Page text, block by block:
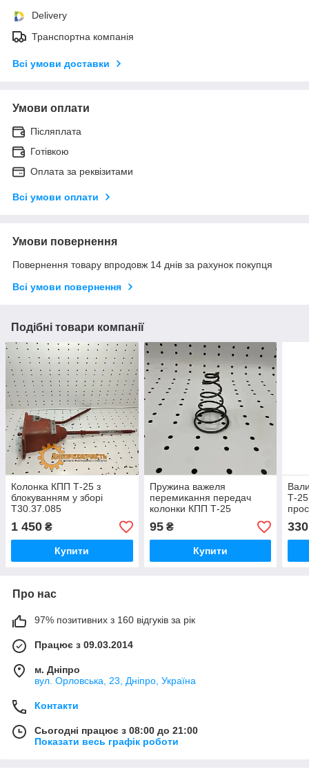
Delivery
Транспортна компанія
Всі умови доставки
Умови оплати
Післяплата
Готівкою
Оплата за реквізитами
Всі умови оплати
Умови повернення
Повернення товару впродовж 14 днів за рахунок покупця
Всі умови повернення
Подібні товари компанії
Колонка КПП Т-25 з
блокуванням у зборі
Т30.37.085
1 450 ₴
Купити
Пружина важеля
перемикання передач
колонки КПП Т-25
(пружина куліси,
фіксатора коробки)
Т30.37.120
95₴
Купити
Т-25
330
Про нас
97% позитивних з 160 відгуків за рік
Працює з 09.03.2014
м. Дніпро
вул. Орловська, 23, Дніпро, Україна
Контакти
Сьогодні працює з 08:00 до 21:00
Показати весь графік роботи